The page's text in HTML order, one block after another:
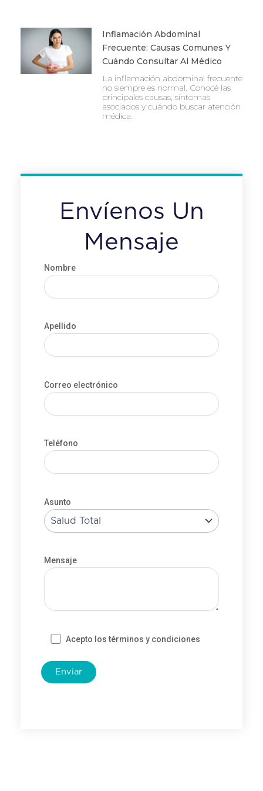
Inflamación Abdominal
Frecuente: Causas Comunes Y
Cuándo Consultar Al Médico
La inflamación abdominal frecuente
no siempre es normal. Conocé las
principales causas, síntomas
asociados y cuándo buscar atención
médica.
Envíenos Un
Mensaje
Nombre
Apellido
Correo electrónico
Teléfono
Asunto
Mensaje
Acepto los términos y condiciones